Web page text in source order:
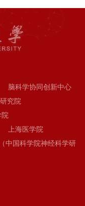
脑科学协同创新中心
究院
院
上海医学院
中国科学院神经科学研